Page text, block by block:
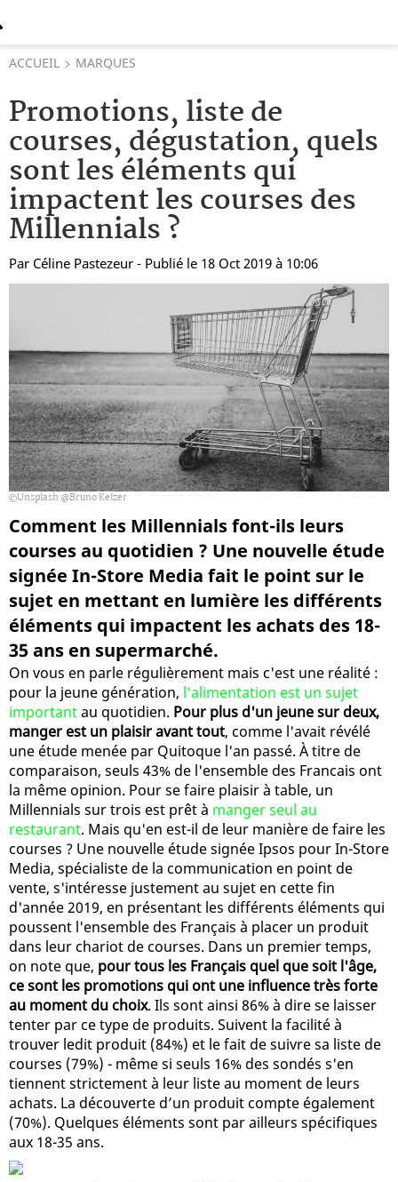
ACCUEIL MARQUES
Promotions, liste de
courses, dégustation, quels
sont les éléments qui
impactent les courses des
Millennials ?
Par Céline Pastezeur - Publié le 18 Oct 2019 à 10:06
Unsplash @Bruno Kelzer
Comment les Millennials font-ils leurs
courses au quotidien ? Une nouvelle étude
signée In-Store Media fait le point sur le
sujet en mettant en lumière les différents
éléments qui impactent les achats des 18-
35 ans en supermarché.
On vous en parle régulièrement mais c'est une réalité :
pour la jeune génération, l'alimentation est un sujet
importantau quotidien. Pour plus d'un jeune sur deux,
manger est un plaisir avant tout, comme l'avait révélé
une étude menée par Quitoque l'an passé. À titre de
comparaison, seuls 43% de l'ensemble des Francais ont
la même opinion. Pour se faire plaisir à table, un
Millennials sur trois est prêt à manger seul au
restaurant. Mais qu'en est-il de leur manière de faire les
courses ? Une nouvelle étude signée Ipsos pour In-Store
Media, spécialiste de la communication en point de
vente, s'intéresse justement au sujet en cette fin
d'année 2019, en présentant les différents éléments qui
poussent l'ensemble des Français à placer un produit
dans leur chariot de courses. Dans un premier temps,
on note que, pour tous les Français quel que soit l'âge,
ce sont les promotions qui ont une influence très forte
au moment du choix. Ils sont ainsi 86% à dire se laisser
tenter par ce type de produits. Suivent la facilité à
trouver ledit produit (84%) et le fait de suivre sa liste de
courses (79%) - même si seuls 16% des sondés s'en
tiennent strictement à leur liste au moment de leurs
achats. La découverte d’un produit compte également
(70%). Quelques éléments sont par ailleurs spécifiques
aux 18-35 ans.